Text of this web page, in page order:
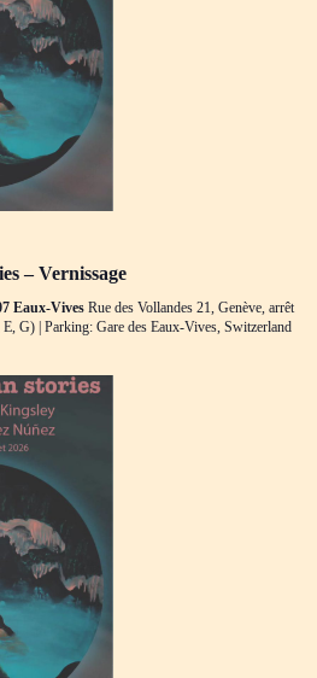
– Vernissage
Eaux-Vives Rue des Vollandes 21, Genève, arrêt
G) | Parking: Gare des Eaux-Vives, Switzerland